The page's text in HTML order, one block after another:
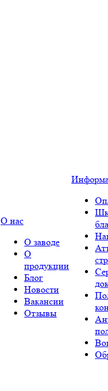
О нас
О заводе
О
продукции
Блог
Новости
Вакансии
Отзывы